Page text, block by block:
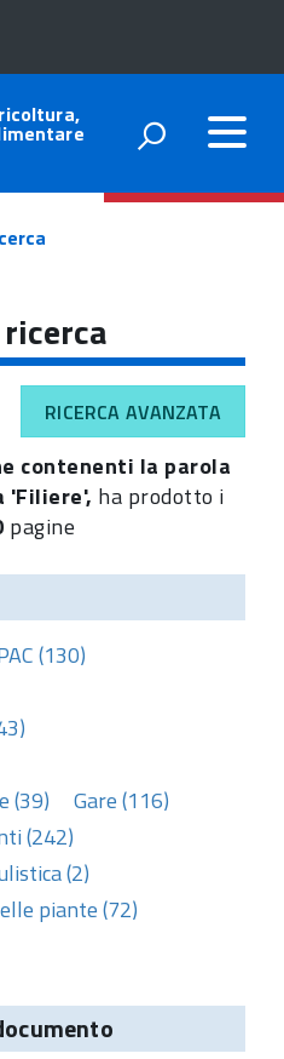
RICERCA AVANZATA
contenenti la parola
'Filiere', ha prodotto i
pagine
(130)
(39)
Gare (116)
(242)
(2)
piante (72)